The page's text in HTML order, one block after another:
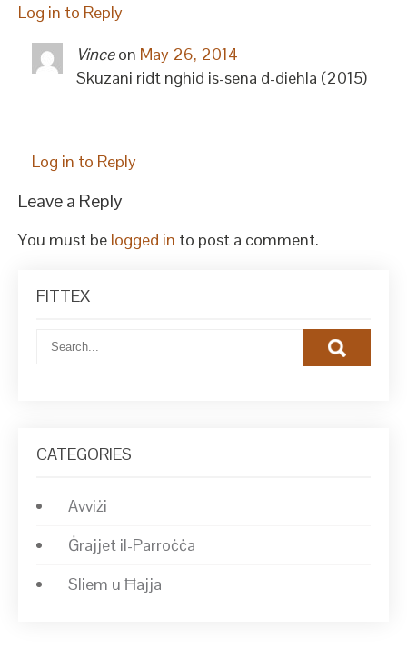
Log in to Reply
Vinceon May 26, 2014
Skuzani ridt nghid is-sena d-diehla (2015)
Log in to Reply
Leave a Reply
You must be logged in to post a comment.
FITTEX
CATEGORIES
Avviżi
Ġrajjet il-Parroċċa
Sliem u Ħajja